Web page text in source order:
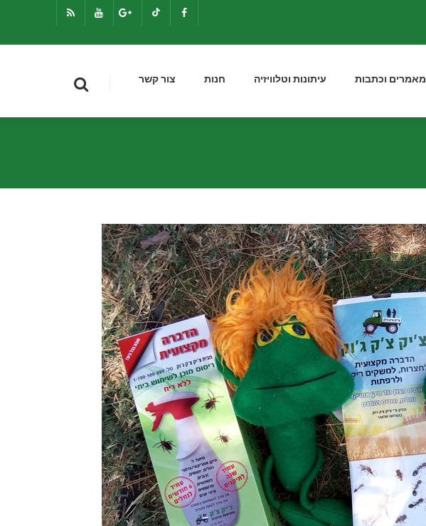
מאמרים וכתבות עיתונות וטלוויזיה חנות צור קשר